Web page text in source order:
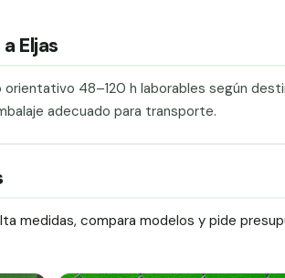
Eljas
orientativo 48–120 h laborables según
adecuado para transporte.
medidas, compara modelos y pide